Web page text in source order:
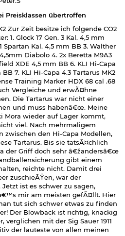
Preisklassen übertroffen
Zur Zeit besitze ich folgende CO2
1. Glock 17 Gen. 3 Kal. 4,5 mm
Spartan Kal. 4,5 mm BB 3. Walther
Diabolo 4. 2x Beretta M9A3
XDE 4,5 mm BB 6. KLI Hi-Capa
7. KLI Hi-Capa 4.3 Tartarus MK2
Training Marker HDX 68 cal .68
Vergleiche und erwÃ¤hne
Die Tartarus war nicht einer
und muss habenâ€œ. Meine
Mora wieder auf Lager kommt,
viel. Nach mehrmaligem
zwischen den Hi-Capa Modellen,
Tartarus. Bis sie tatsÃ¤chlich
der Griff doch sehr â€žandersâ€œ
gibt einem
reichte nicht. Damit drei
zuschieÃŸen, war der
ist es schwer zu sagen,
mir am meisten gefÃ¤llt. Hier
tut sich schwer etwas zu finden
Der Blowback ist richtig, knackig
mit der Sig Sauer 1911
der lauteste von allen meinen